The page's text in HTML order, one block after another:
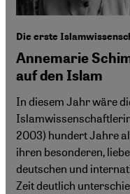
Die erste
Annemarie
auf den Islam
In diesem Jahr wäre
2003) hundert Jahre
ihren besonderen,
deutschen und
Zeit deutlich